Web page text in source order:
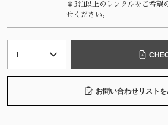
※3泊以上のレンタルをご希望
せください。
お問い合わせリストを